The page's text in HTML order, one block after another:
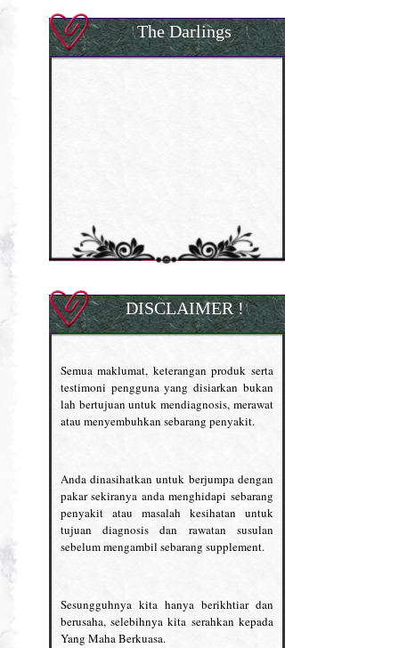
The Darlings
DISCLAIMER !
Semua maklumat, keterangan produk serta
testimoni pengguna yang disiarkan bukan
lah bertujuan untuk mendiagnosis, merawat
atau menyembuhkan sebarang penyakit.
Anda dinasihatkan untuk berjumpa dengan
pakar sekiranya anda menghidapi sebarang
penyakit atau masalah kesihatan untuk
tujuan diagnosis dan rawatan susulan
sebelum mengambil sebarang supplement.
Sesungguhnya kita hanya berikhtiar dan
berusaha, selebihnya kita serahkan kepada
Yang Maha Berkuasa.